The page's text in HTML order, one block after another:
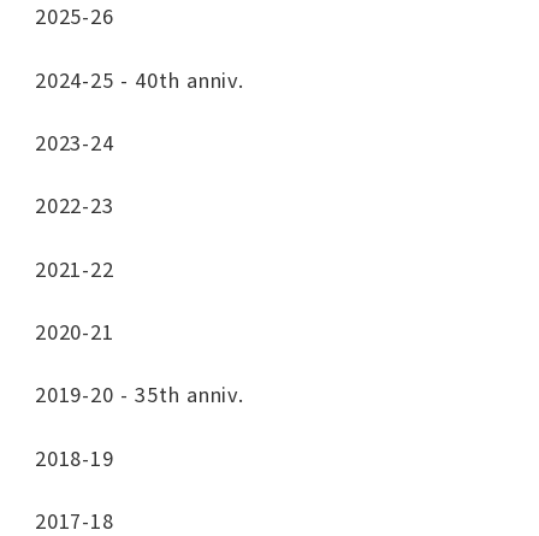
2025-26
2024-25 - 40th anniv.
2023-24
2022-23
2021-22
2020-21
2019-20 - 35th anniv.
2018-19
2017-18